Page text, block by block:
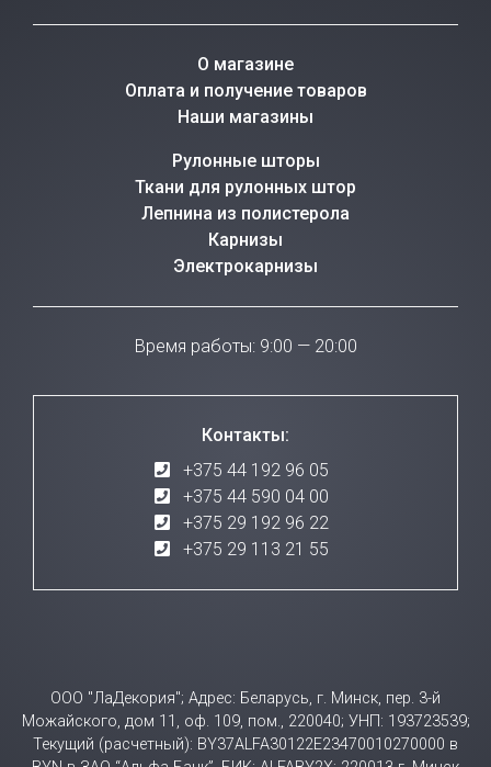
О магазине
Оплата и получение товаров
Наши магазины
Рулонные шторы
Ткани для рулонных штор
Лепнина из полистерола
Карнизы
Электрокарнизы
Время работы: 9:00 — 20:00
Контакты:
+375 44 192 96 05
+375 44 590 04 00
+375 29 192 96 22
+375 29 113 21 55
ООО "ЛаДекория"; Адрес: Беларусь, г. Минск, пер. 3-й
Можайского, дом 11, оф. 109, пом., 220040; УНП: 193723539;
Текущий (расчетный): BY37ALFA30122E23470010270000 в